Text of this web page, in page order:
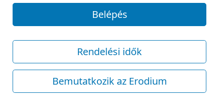
Belépés
Rendelési idők
Bemutatkozik az Erodium